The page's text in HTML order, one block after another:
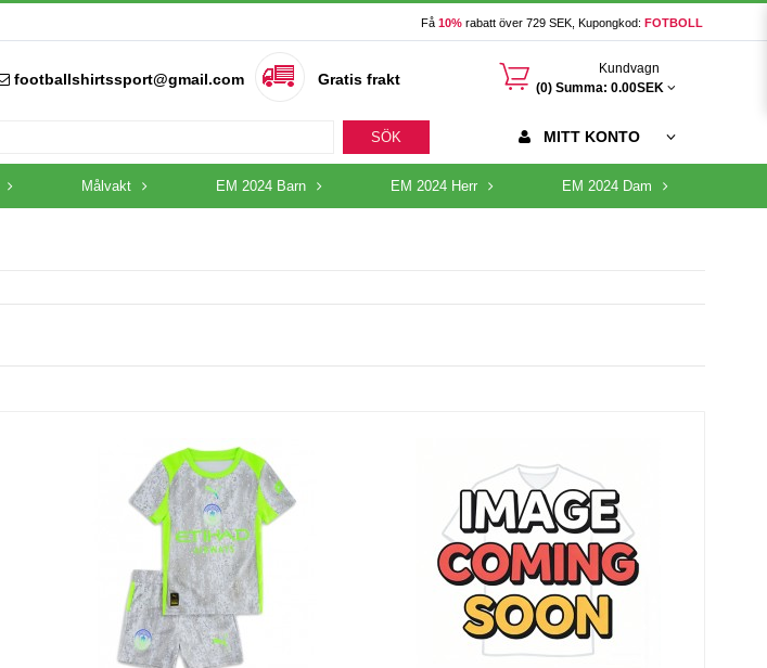
Få 10% rabatt över 729 SEK, Kupongkod: FOTBOLL
footballshirtssport@gmail.com Gratis frakt 󰃦
Kundvagn
(0) Summa: 0.00SEK
SÖK MITT KONTO
Målvakt EM 2024 Barn EM 2024 Herr EM 2024 Dam